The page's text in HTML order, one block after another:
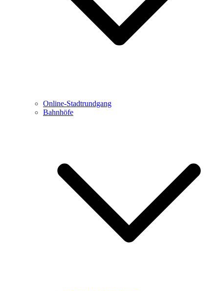
Online-Stadtrundgang
Bahnhöfe